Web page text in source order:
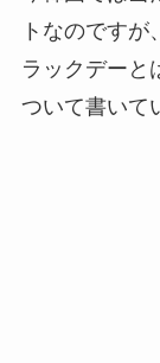
トなのです
ラックデーと
ついて書いて